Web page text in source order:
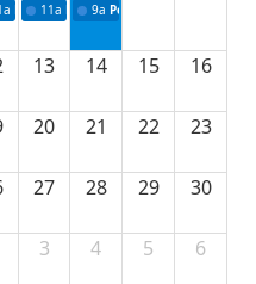
Potpisivanje ugovora o stipendijama
11a Podrška razvoju vodne
9a Početak izgradnje nove
13 14 15 16
20 21 22 23
27 28 29 30
3 4 5 6